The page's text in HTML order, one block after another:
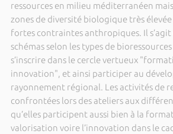
ressources en milieu méditerranéen
zones de diversité biologique très élevée
fortes contraintes anthropiques. Il s’agit
schémas selon les types de
s’inscrire dans le cercle vertueux
innovation", et ainsi participer au
rayonnement régional. Les activités de
confrontées lors des ateliers aux
qu’elles participent aussi bien à la
valorisation voire l’innovation dans le